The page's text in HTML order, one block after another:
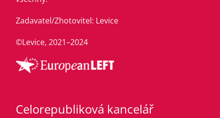
Zadavatel/Zhotovitel: Levice
©Levice, 2021–2024
Celorepubliková kancelář